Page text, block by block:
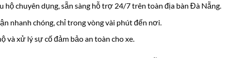
hộ chuyên dụng, sẵn sàng hỗ trợ 24/7 trên toàn địa bàn Đà Nẵng.
nhanh chóng, chỉ trong vòng vài phút đến nơi.
và xử lý sự cố đảm bảo an toàn cho xe.